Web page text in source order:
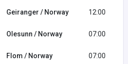
Geiranger / Norway 12:00
Olesunn / Norway 07:00
Flom / Norway 07:00